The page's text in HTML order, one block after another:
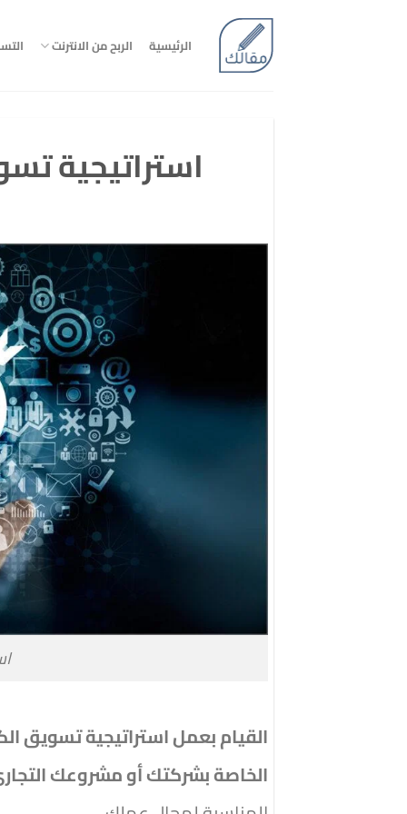
الرئيسية الربح من الانترنت
استراتيجية
القيام بعمل استراتيجية تسويق
الخاصة بشركتك أو مشروعك